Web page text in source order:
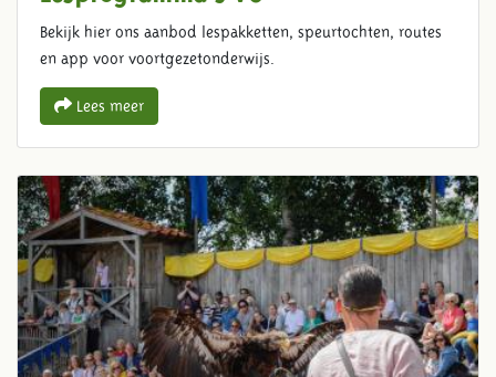
Bekijk hier ons aanbod lespakketten, speurtochten, routes
en app voor voortgezetonderwijs.
Lees meer